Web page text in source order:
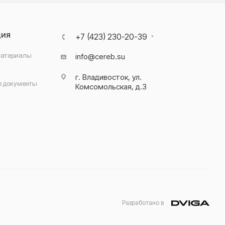
документы
+7 (423) 230-20-39
info@cereb.su
г. Владивосток, ул.
Комсомольская, д.3
Разработано в